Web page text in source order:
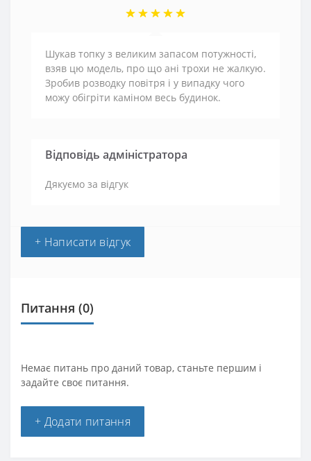
Шукав топку з великим запасом потужності,
взяв цю модель, про що ані трохи не жалкую.
Зробив розводку повітря і у випадку чого
можу обігріти каміном весь будинок.
Відповідь адміністратора
Дякуємо за відгук
+ Написати відгук
Питання (0)
Немає питань про даний товар, станьте першим і
задайте своє питання.
+ Додати питання